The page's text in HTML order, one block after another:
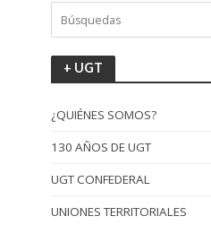
+ UGT
¿QUIÉNES SOMOS?
130 AÑOS DE UGT
UGT CONFEDERAL
UNIONES TERRITORIALES